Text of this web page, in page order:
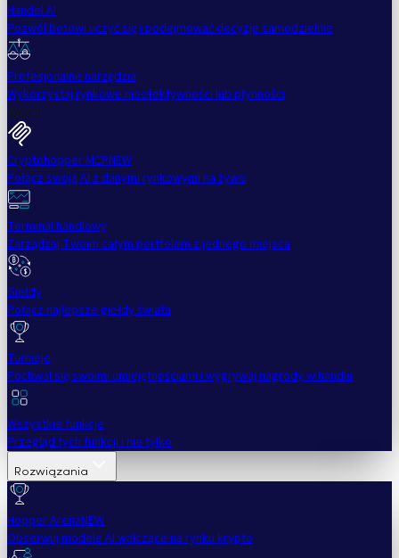
Handel AI
Pozwól botowi uczyć się i podejmować decyzje samodzielnie
Profesjonalne narzędzia
Wykorzystaj rynkowe nieefektywności lub płynności
Więcej
Cryptohopper MCPNEW
Połącz swoją AI z danymi rynkowymi na żywo
Terminal handlowy
Zarządzaj Twoim całym portfelem z jednego miejsca
Giełdy
Połącz najlepsze giełdy świata
Turnieje
Pochwal się swoimi umiejętnościami i wygrywaj nagrody w handlu
Wszystkie funkcje
Przegląd tych funkcji i nie tylko
Rozwiązania
Hopper ArenaNEW
Obserwuj modele AI walczące na rynku krypto